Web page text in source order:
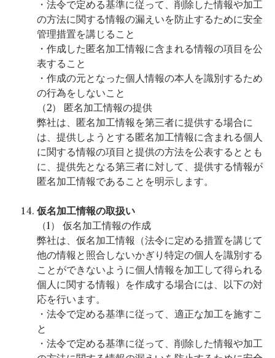
・法令で定める基準に従って、削除した情報や加工
の方法に関する情報の漏えいを防止するために安全
管理措置を講じること
・作成した匿名加工情報に含まれる情報の項目を公
表すること
・作成の元となった個人情報の本人を識別するため
の行為をしないこと
（2） 匿名加工情報の提供
弊社は、匿名加工情報を第三者に提供する場合に
は、提供しようとする匿名加工情報に含まれる個人
に関する情報の項目と提供の方法を公表するととも
に、提供先となる第三者に対して、提供する情報が
匿名加工情報であることを明示します。
仮名加工情報の取扱い
（1） 仮名加工情報の作成
弊社は、仮名加工情報（法令に定める措置を講じて
他の情報と照合しないかぎり特定の個人を識別する
ことができないように個人情報を加工して得られる
個人に関する情報）を作成する場合には、以下の対
応を行います。
・法令で定める基準に従って、適正な加工を施すこ
と
・法令で定める基準に従って、削除した情報や加工